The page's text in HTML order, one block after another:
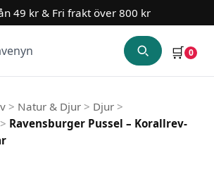
49 kr & Fri frakt över 800 kr
🛒 0
> Natur & Djur > Djur >
> Ravensburger Pussel – Korallrev-